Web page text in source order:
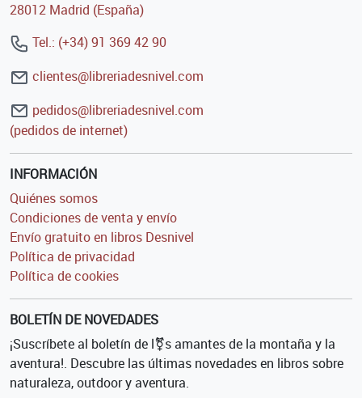
28012 Madrid (España)
Tel.: (+34) 91 369 42 90
clientes@libreriadesnivel.com
pedidos@libreriadesnivel.com
(pedidos de internet)
INFORMACIÓN
Quiénes somos
Condiciones de venta y envío
Envío gratuito en libros Desnivel
Política de privacidad
Política de cookies
BOLETÍN DE NOVEDADES
¡Suscríbete al boletín de l⚧s amantes de la montaña y la
aventura!. Descubre las últimas novedades en libros sobre
naturaleza, outdoor y aventura.